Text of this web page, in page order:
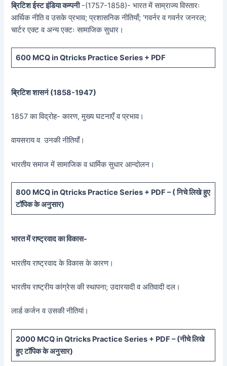
ब्रिटिश ईस्ट इंडिया कम्पनी-(1757-1858)- भारत में साम्राज्य विस्तारः
आर्थिक नीति व उसके प्रभाव; प्रशासनिक नीतियाँ; ‘गवर्नर व गवर्नर जनरल;
चार्टर एक्ट व अन्य एक्टः सामाजिक सुधार।
600 MCQ in Qtricks Practice Series + PDF
ब्रिटिश शासनं (1858-1947)
1857 का विद्रोह- कारण, मुख्य घटनाएँ व प्रभाव।
वायसराय व उनकी नीतियाँ।
भारतीय समाज में सामाजिक व धार्मिक सुधार आन्दोलन।
800 MCQ in Qtricks Practice Series + PDF – (निचे लिखे हुए
टॉपिक के अनुसार)
भारत में राष्ट्रवाद का विकास-
भारतीय राष्ट्रवाद के विकास के कारण।
भारतीय राष्ट्रीय कांग्रेस की स्थापना; उदारयादी व अतिवादी दल।
लार्ड कर्जन व उसकी नीतियां।
2000 MCQ in Qtricks Practice Series + PDF – (नीचेलिखे
हुए टॉपिक के अनुसार)